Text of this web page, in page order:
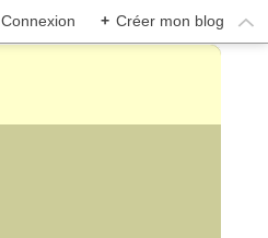
Connexion + Créer mon blog